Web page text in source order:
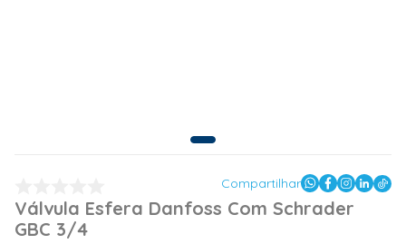
Compartilhar
Válvula Esfera Danfoss Com Schrader
GBC 3/4